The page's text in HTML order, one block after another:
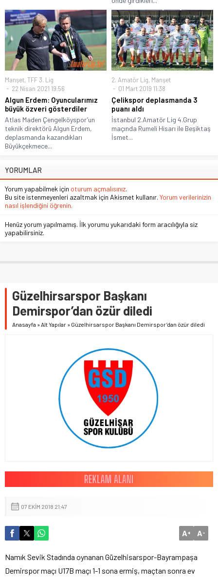
Manşet, TFF 3. Lig
22 Nisan 2021 19:56
Algun Erdem: Oyuncularımız
büyük özveri gösterdiler
Atlas Maden Çengelköyspor’un
teknik direktörü Algun Erdem,
deplasmanda kazandıkları
Büyükçekmece...
2. Amatör Lig, Manşet
01 Mart 2019 11:38
Çelikspor deplasmanda 3
puanı aldı
İstanbul 2.Amatör Lig 4.Grup
maçında Rumeli Hisarı ile Beşiktaş
İsmet...
YORUMLAR
Yorum yapabilmek için oturum açmalısınız.
Bu site istenmeyenleri azaltmak için Akismet kullanır. Yorum verilerinizin
nasıl işlendiğini öğrenin.
Henüz yorum yapılmamış. İlk yorumu yukarıdaki form aracılığıyla siz
yapabilirsiniz.
Güzelhirsarspor Başkanı
Demirspor’dan özür diledi
Anasayfa »Alt Yapılar » Güzelhirsarspor Başkanı Demirspor’dan özür diledi
07 EKIM 2018 21:47
A+ A-
Namık Sevik Stadında oynanan Güzelhisarspor-Bayrampaşa
Demirspor maçı U17B maçı 1-1 sona ermiş, maçtan sonra ev